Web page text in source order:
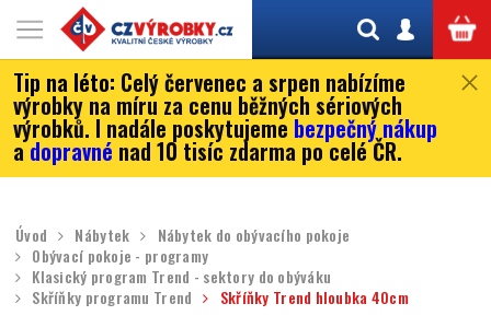
Tip na léto: Celý červenec a srpen nabízíme
výrobky na míru za cenu běžných sériových
výrobků. I nadále poskytujeme bezpečný nákup
adopravné nad 10 tisíc zdarma po celé ČR.
Úvod Nábytek
Nábytek do obývacího pokoje
Obývací pokoje - programy
Klasický program Trend - sektory do obýváku
Skříňky programu Trend
Skříňky Trend hloubka 40cm